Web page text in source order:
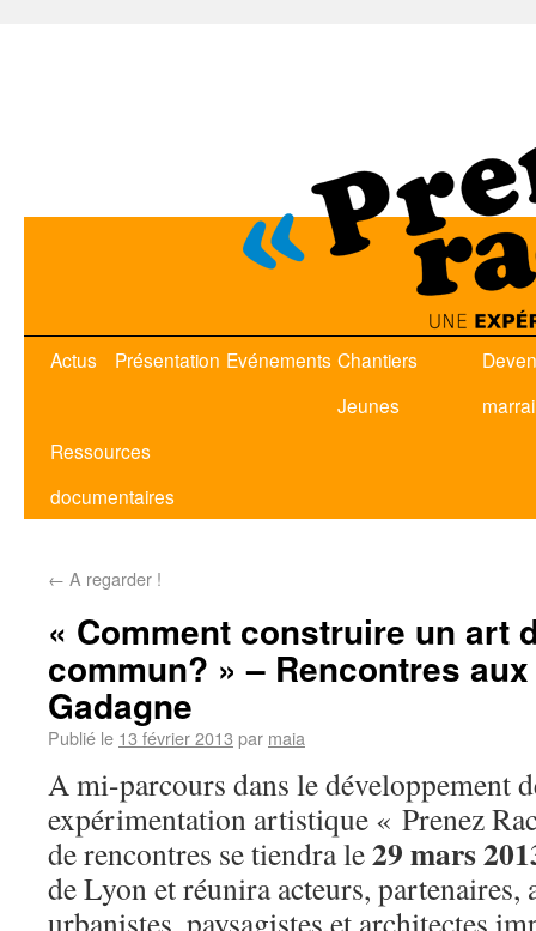
Actus Présentation Evénements Chantiers
Jeunes
Ressources
documentaires
← A regarder !
« Comment construire un art
commun? » – Rencontres
Gadagne
Publié le 13 février 2013 par maia
A mi-parcours dans le développement
expérimentation artistique « Prenez
de rencontres se tiendra le29 mars
de Lyon et réunira acteurs, partenaires,
urbanistes, paysagistes et architectes